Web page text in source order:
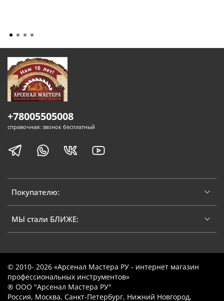
Покупателю:
МЫ стали БЛИЖЕ:
+78005505008
справочная: звонок бесплатный
© 2010- 2026 «Арсенал Мастера РУ - интернет магазин
профессиональных инструментов»
® ООО "Арсенал Мастера РУ"
Россия, Москва, Санкт-Петербург, Нижний Новгород,